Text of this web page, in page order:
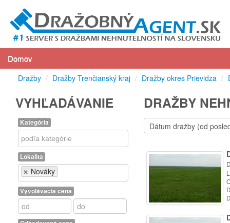
Domov
Dražby / Dražby Trenčianský kraj / Dražby okres Prievidza /
VYHĽADÁVANIE
Kategória
Kategória
Lokalita
Nováky
Lokalita
Vyvolávacia cena
DRAŽBY